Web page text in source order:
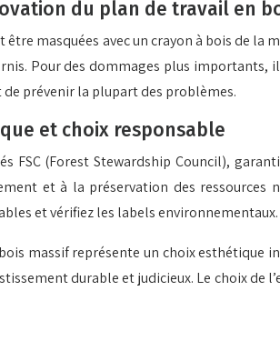
du plan de travail en
être masquées avec un crayon à bois de
Pour des dommages plus
prévenir la plupart des problèmes.
et choix responsable
FSC (Forest Stewardship Council),
et à la préservation des
et vérifiez les labels environnementaux.
massif représente un choix esthétique
durable et judicieux. Le choix